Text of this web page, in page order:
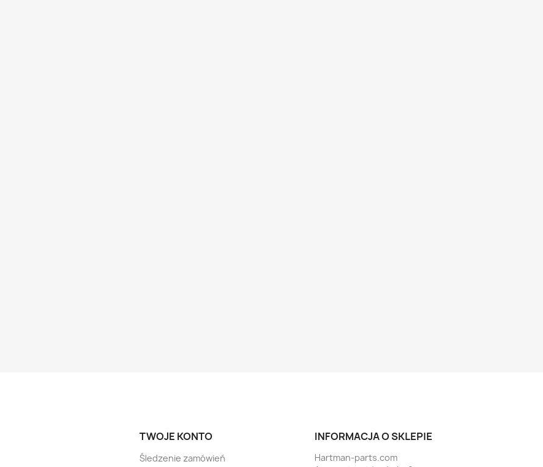
TWOJE KONTO
Śledzenie zamówień
INFORMACJA O SKLEPIE
Hartman-parts.com